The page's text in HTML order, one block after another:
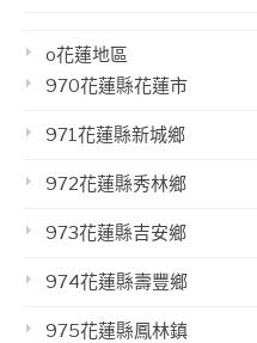
o花蓮地區
970花蓮縣花蓮市
971花蓮縣新城鄉
972花蓮縣秀林鄉
973花蓮縣吉安鄉
974花蓮縣壽豐鄉
975花蓮縣鳳林鎮